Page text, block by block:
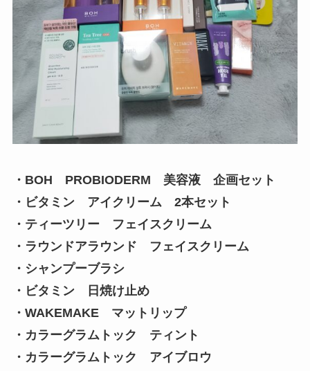
・BOH PROBIODERM 美容液 企画セット
・ビタミン アイクリーム 2本セット
・ティーツリー フェイスクリーム
・ラウンドアラウンド フェイスクリーム
・シャンプーブラシ
・ビタミン 日焼け止め
・WAKEMAKE マットリップ
・カラーグラムトック ティント
・カラーグラムトック アイブロウ